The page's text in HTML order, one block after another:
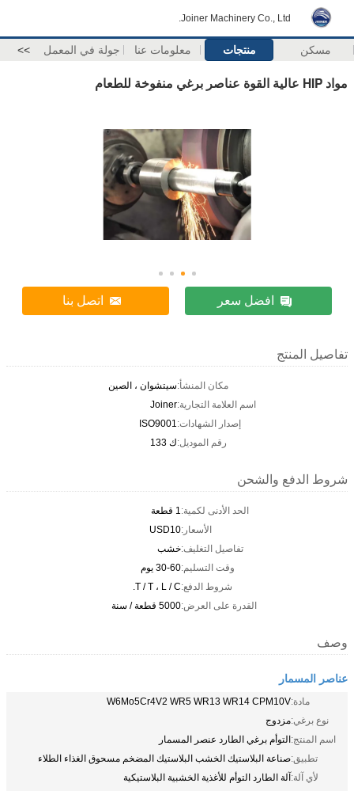
Joiner Machinery Co., Ltd.
مسكن منتجات معلومات عنا جولة في المعمل >>
مواد HIP عالية القوة عناصر برغي منفوخة للطعام
افضل سعر اتصل بنا
تفاصيل المنتج
مكان المنشأ:سيتشوان ، الصين
اسم العلامة التجارية:Joiner
إصدار الشهادات:ISO9001
رقم الموديل:ك 133
شروط الدفع والشحن
الحد الأدنى لكمية:1 قطعة
الأسعار:USD10
تفاصيل التغليف:خشب
وقت التسليم:30-60 يوم
شروط الدفع:T / T ، L / C.
القدرة على العرض:5000 قطعة / سنة
وصف
عناصر المسمار
مادة:W6Mo5Cr4V2 WR5 WR13 WR14 CPM10V
نوع برغي:مزدوج
اسم المنتج:التوأم برغي الطارد عنصر المسمار
تطبيق:صناعة البلاستيك الخشب البلاستيك المضخم مسحوق الغذاء الطلاء
لأي آلة:آلة الطارد التوأم للأغذية الخشبية البلاستيكية